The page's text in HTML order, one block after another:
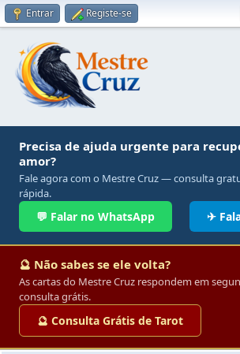
Entrar Registe-se
Precisa de ajuda urgente para
amor?
Fale agora com o Mestre Cruz — consulta
rápida.
💬 Falar no WhatsApp ✈
🔮 Não sabes se ele volta?
As cartas do Mestre Cruz respondem em
consulta grátis.
🔮 Consulta Grátis de Tarot